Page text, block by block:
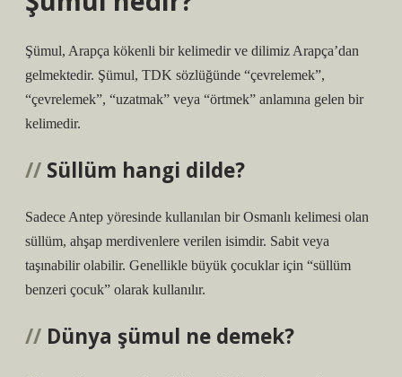
Şümul, Arapça kökenli bir kelimedir ve dilimiz Arapça’dan
gelmektedir. Şümul, TDK sözlüğünde “çevrelemek”,
“çevrelemek”, “uzatmak” veya “örtmek” anlamına gelen bir
kelimedir.
Süllüm hangi dilde?
Sadece Antep yöresinde kullanılan bir Osmanlı kelimesi olan
süllüm, ahşap merdivenlere verilen isimdir. Sabit veya
taşınabilir olabilir. Genellikle büyük çocuklar için “süllüm
benzeri çocuk” olarak kullanılır.
Dünya şümul ne demek?